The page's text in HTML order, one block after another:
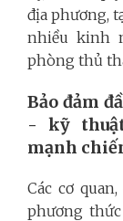
địa phương,
nhiều kinh
phòng thủ
Bảo đảm
- kỹ
mạnh
Các cơ
phương